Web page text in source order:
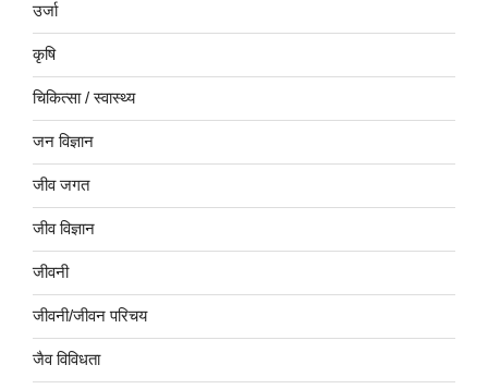
उर्जा
कृषि
चिकित्सा / स्वास्थ्य
जन विज्ञान
जीव जगत
जीव विज्ञान
जीवनी
जीवनी/जीवन परिचय
जैव विविधता